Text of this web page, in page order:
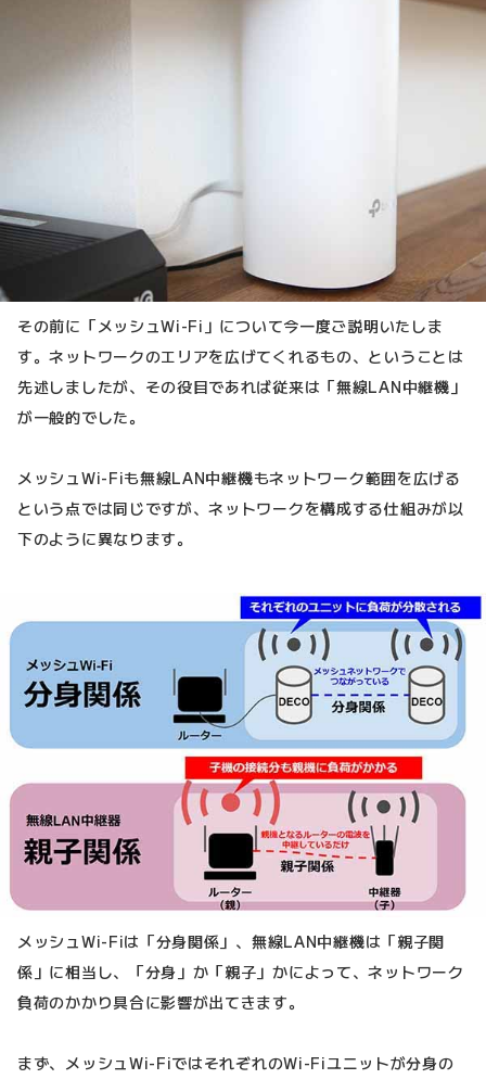
その前に「メッシュWi-Fi」について今一度ご説明いたしま
す。ネットワークのエリアを広げてくれるもの、ということは
先述しましたが、その役目であれば従来は「無線LAN中継機」
が一般的でした。
メッシュWi-Fiも無線LAN中継機もネットワーク範囲を広げる
という点では同じですが、ネットワークを構成する仕組みが以
下のように異なります。
メッシュWi-Fiは「分身関係」、無線LAN中継機は「親子関
係」に相当し、「分身」か「親子」かによって、ネットワーク
負荷のかかり具合に影響が出てきます。
まず、メッシュWi-FiではそれぞれのWi-Fiユニットが分身の